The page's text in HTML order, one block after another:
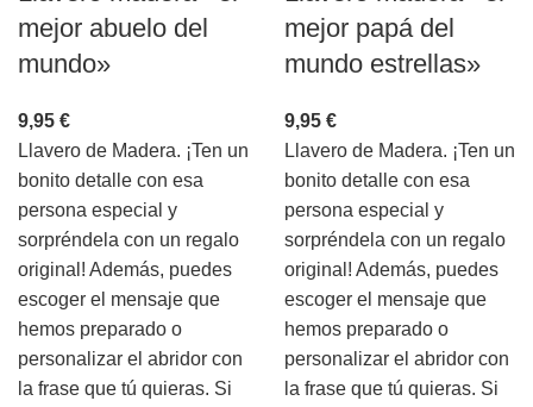
mejor abuelo del
mundo»
9,95 €
Llavero de Madera. ¡Ten un
bonito detalle con esa
persona especial y
sorpréndela con un regalo
original! Además, puedes
escoger el mensaje que
hemos preparado o
personalizar el abridor con
la frase que tú quieras. Si
mejor papá del
mundo estrellas»
9,95 €
Llavero de Madera. ¡Ten un
bonito detalle con esa
persona especial y
sorpréndela con un regalo
original! Además, puedes
escoger el mensaje que
hemos preparado o
personalizar el abridor con
la frase que tú quieras. Si